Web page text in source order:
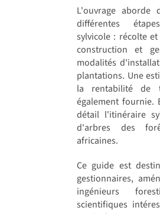
L'ouvrage aborde
différentes
sylvicole : récolte
construction et
modalités
plantations. Une
la rentabilité de
également fournie.
détail l'itinéraire
d'arbres des
africaines.
Ce guide est
gestionnaires,
ingénieurs
scientifiques